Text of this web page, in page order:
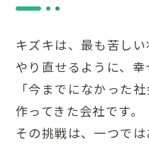
キズキは、最も苦し
やり直せるように、
「今までになかった
作ってきた会社です。
その挑戦は、一つでは